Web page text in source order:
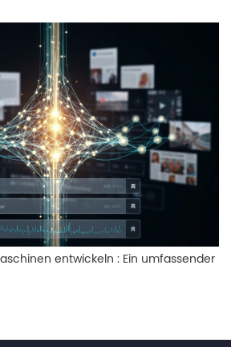
entwickeln : Ein umfassender